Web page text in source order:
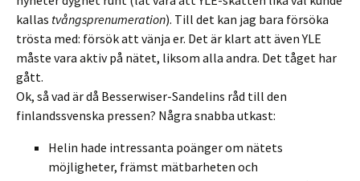
kallas tvångsprenumeration). Till det kan jag bara försöka
trösta med: försök att vänja er. Det är klart att även YLE
måste vara aktiv på nätet, liksom alla andra. Det tåget har
gått.
Ok, så vad är då Besserwiser-Sandelins råd till den
finlandssvenska pressen? Några snabba utkast:
Helin hade intressanta poänger om nätets
möjligheter, främst mätbarheten och